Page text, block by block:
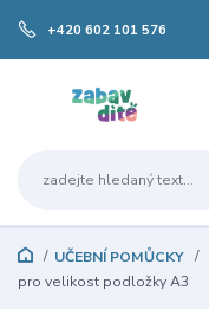
+420 602 101 576
UČEBNÍ POMŮCKY
pro velikost podložky A3